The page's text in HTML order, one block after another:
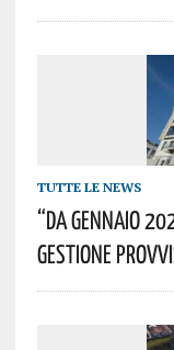
TUTTE LE NEWS
“Da Gennaio
Gestione